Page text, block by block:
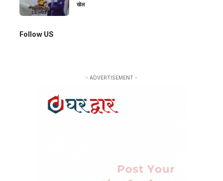
खेल
Follow US
- ADVERTISEMENT -